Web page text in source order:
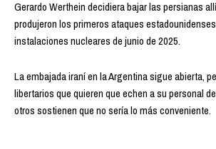
Gerardo Werthein decidiera bajar las persianas
produjeron los primeros ataques
instalaciones nucleares de junio de 2025.
La embajada iraní en la Argentina sigue abierta,
libertarios que quieren que echen a su personal
otros sostienen que no sería lo más conveniente.